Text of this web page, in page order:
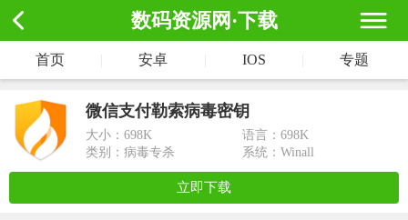
数码资源网·下载
首页 安卓 IOS 专题
微信支付勒索病毒密钥
大小： 698K
语言：698K
类别：病毒专杀
系统：Winall
立即下载